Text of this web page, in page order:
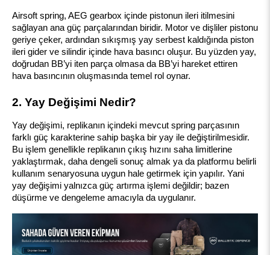
Airsoft spring, AEG gearbox içinde pistonun ileri itilmesini
sağlayan ana güç parçalarından biridir. Motor ve dişliler pistonu
geriye çeker, ardından sıkışmış yay serbest kaldığında piston
ileri gider ve silindir içinde hava basıncı oluşur. Bu yüzden yay,
doğrudan BB’yi iten parça olmasa da BB’yi hareket ettiren
hava basıncının oluşmasında temel rol oynar.
2. Yay Değişimi Nedir?
Yay değişimi, replikanın içindeki mevcut spring parçasının
farklı güç karakterine sahip başka bir yay ile değiştirilmesidir.
Bu işlem genellikle replikanın çıkış hızını saha limitlerine
yaklaştırmak, daha dengeli sonuç almak ya da platformu belirli
kullanım senaryosuna uygun hale getirmek için yapılır. Yani
yay değişimi yalnızca güç artırma işlemi değildir; bazen
düşürme ve dengeleme amacıyla da uygulanır.